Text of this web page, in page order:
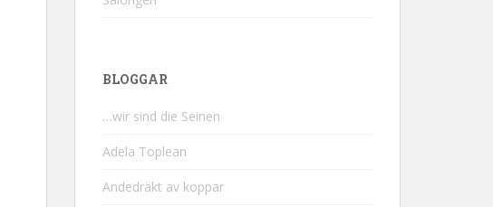
BLOGGAR
…wir sind die Seinen
Adela Toplean
Andedräkt av koppar